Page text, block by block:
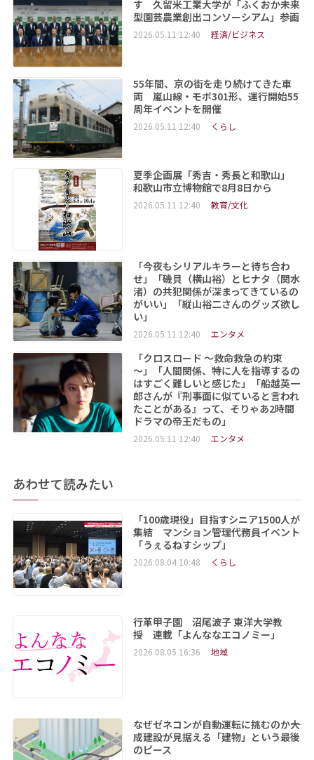
す 久留米工業大学が「ふくおか未来
型園芸農業創出コンソーシアム」参画
2026.05.11 12:40 経済/ビジネス
55年間、京の街を走り続けてきた車
両 嵐山線・モボ301形、運行開始55
周年イベントを開催
2026.05.11 12:40 くらし
夏季企画展「秀吉・秀長と和歌山」
和歌山市立博物館で8月8日から
2026.05.11 12:40 教育/文化
「今夜もシリアルキラーと待ち合わ
せ」「磯貝（横山裕）とヒナタ（関水
渚）の共犯関係が深まってきているの
がいい」「縦山裕二さんのグッズ欲し
い」
2026.05.11 12:40 エンタメ
「クロスロード ～救命救急の約束
～」「人間関係、特に人を指導するの
はすごく難しいと感じた」「船越英一
郎さんが『刑事面に似ていると言われ
たことがある』って、そりゃあ2時間
ドラマの帝王だもの」
2026.05.11 12:40 エンタメ
あわせて読みたい
「100歳現役」目指すシニア1500人が
集結 マンション管理代務員イベント
「うぇるねすシップ」
2026.08.04 10:48 くらし
行革甲子園 沼尾波子 東洋大学教
授 連載「よんななエコノミー」
2026.08.05 16:36 地域
なぜゼネコンが自動運転に挑むのか――大
成建設が見据える「建物」という最後
のピース